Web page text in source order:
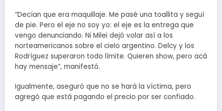
“Decían que era maquillaje. Me pasé una toallita y seguí
de pie. Pero el eje no soy yo: el eje es la entrega que
vengo denunciando. Ni Milei dejó volar así a los
norteamericanos sobre el cielo argentino. Delcy y los
Rodríguez superaron todo límite. Quieren show, pero acá
hay mensaje”, manifestó.
Igualmente, aseguró que no se hará la víctima, pero
agregó que está pagando el precio por ser confiado.